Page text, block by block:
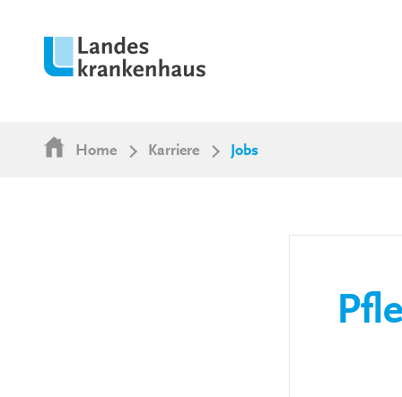
Home Karriere Jobs